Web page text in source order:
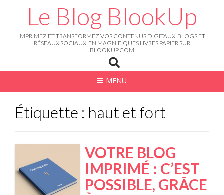
Le Blog BlookUp
IMPRIMEZ ET TRANSFORMEZ VOS CONTENUS DIGITAUX, BLOGS ET
RÉSEAUX SOCIAUX, EN MAGNIFIQUES LIVRES PAPIER SUR
BLOOKUP.COM
MENU
Étiquette : haut et fort
VOTRE BLOG
IMPRIMÉ : C’EST
POSSIBLE, GRÂCE